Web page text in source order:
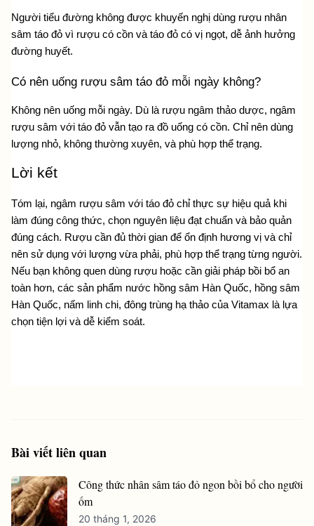
Người tiểu đường không được khuyến nghị dùng rượu nhân
sâm táo đỏ vì rượu có cồn và táo đỏ có vị ngọt, dễ ảnh hưởng
đường huyết.
Có nên uống rượu sâm táo đỏ mỗi ngày không?
Không nên uống mỗi ngày. Dù là rượu ngâm thảo dược, ngâm
rượu sâm với táo đỏ vẫn tạo ra đồ uống có cồn. Chỉ nên dùng
lượng nhỏ, không thường xuyên, và phù hợp thể trạng.
Lời kết
Tóm lại, ngâm rượu sâm với táo đỏ chỉ thực sự hiệu quả khi
làm đúng công thức, chọn nguyên liệu đạt chuẩn và bảo quản
đúng cách. Rượu cần đủ thời gian để ổn định hương vị và chỉ
nên sử dụng với lượng vừa phải, phù hợp thể trạng từng người.
Nếu bạn không quen dùng rượu hoặc cần giải pháp bồi bổ an
toàn hơn, các sản phẩm nước hồng sâm Hàn Quốc, hồng sâm
Hàn Quốc, nấm linh chi, đông trùng hạ thảo của Vitamax là lựa
chọn tiện lợi và dễ kiểm soát.
Bài viết liên quan
Công thức nhân sâm táo đỏ ngon bồi bổ cho người
ốm
20 tháng 1, 2026